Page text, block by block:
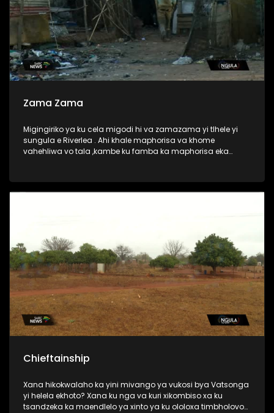
Zama Zama
Migingiriko ya ku cela migodi hi va zamazama yi tlhele yi
sungula e Riverlea . Ahi khale maphorisa va khome
vahehliwa vo tala ,kambe ku famba ka maphorisa eka
chavela vutomi bya vona.
Chieftainship
Xana hikokwalaho ka yini mivango ya vukosi bya Vatsonga
yi helela ekhoto? Xana ku nga va kuri xikombiso xa ku
tsandzeka ka maendlelo ya xinto ya ku ololoxa timbholovo